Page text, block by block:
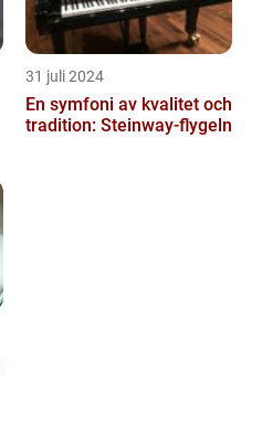
31 juli 2024
En symfoni av kvalitet och
tradition: Steinway-flygeln